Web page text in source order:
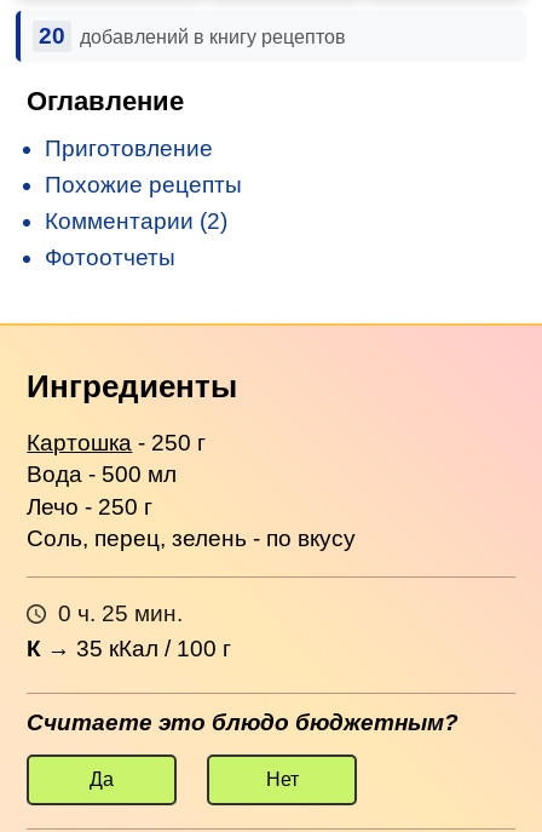
20 добавлений в книгу рецептов
Оглавление
Приготовление
Похожие рецепты
Комментарии (2)
Фотоотчеты
Ингредиенты
Картошка - 250 г
Вода - 500 мл
Лечо - 250 г
Соль, перец, зелень - по вкусу
0 ч. 25 мин.
К →35 кКал / 100 г
Считаете это блюдо бюджетным?
Да Нет